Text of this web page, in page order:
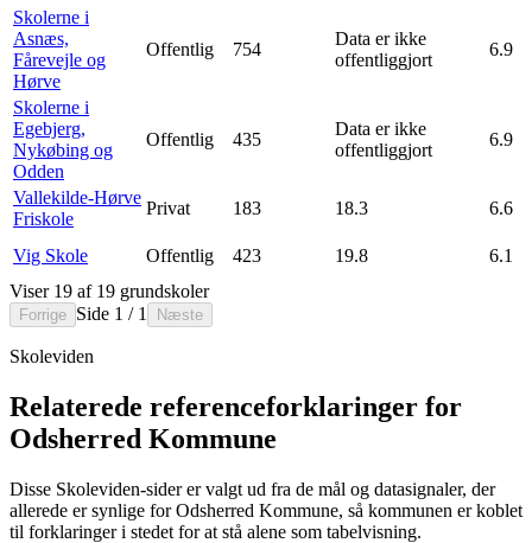
Skolerne i
Asnæs,
Fårevejle og
Hørve
Offentlig 754
Data er ikke
offentliggjort
6.9
Skolerne i
Egebjerg,
Nykøbing og
Odden
Offentlig 435
Data er ikke
offentliggjort
6.9
Vallekilde-Hørve
Friskole
Privat 183 18.3 6.6
Vig Skole Offentlig 423 19.8
6.1
Viser 19 af 19 grundskoler
Forrige Side 1 / 1 Næste
Skoleviden
Relaterede referenceforklaringer for
Odsherred Kommune
Disse Skoleviden-sider er valgt ud fra de mål og datasignaler, der
allerede er synlige for Odsherred Kommune, så kommunen er koblet
til forklaringer i stedet for at stå alene som tabelvisning.